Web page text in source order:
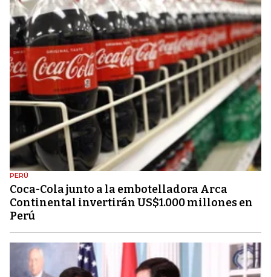
PERÚ
Coca-Cola junto a la embotelladora Arca
Continental invertirán US$1.000 millones en
Perú